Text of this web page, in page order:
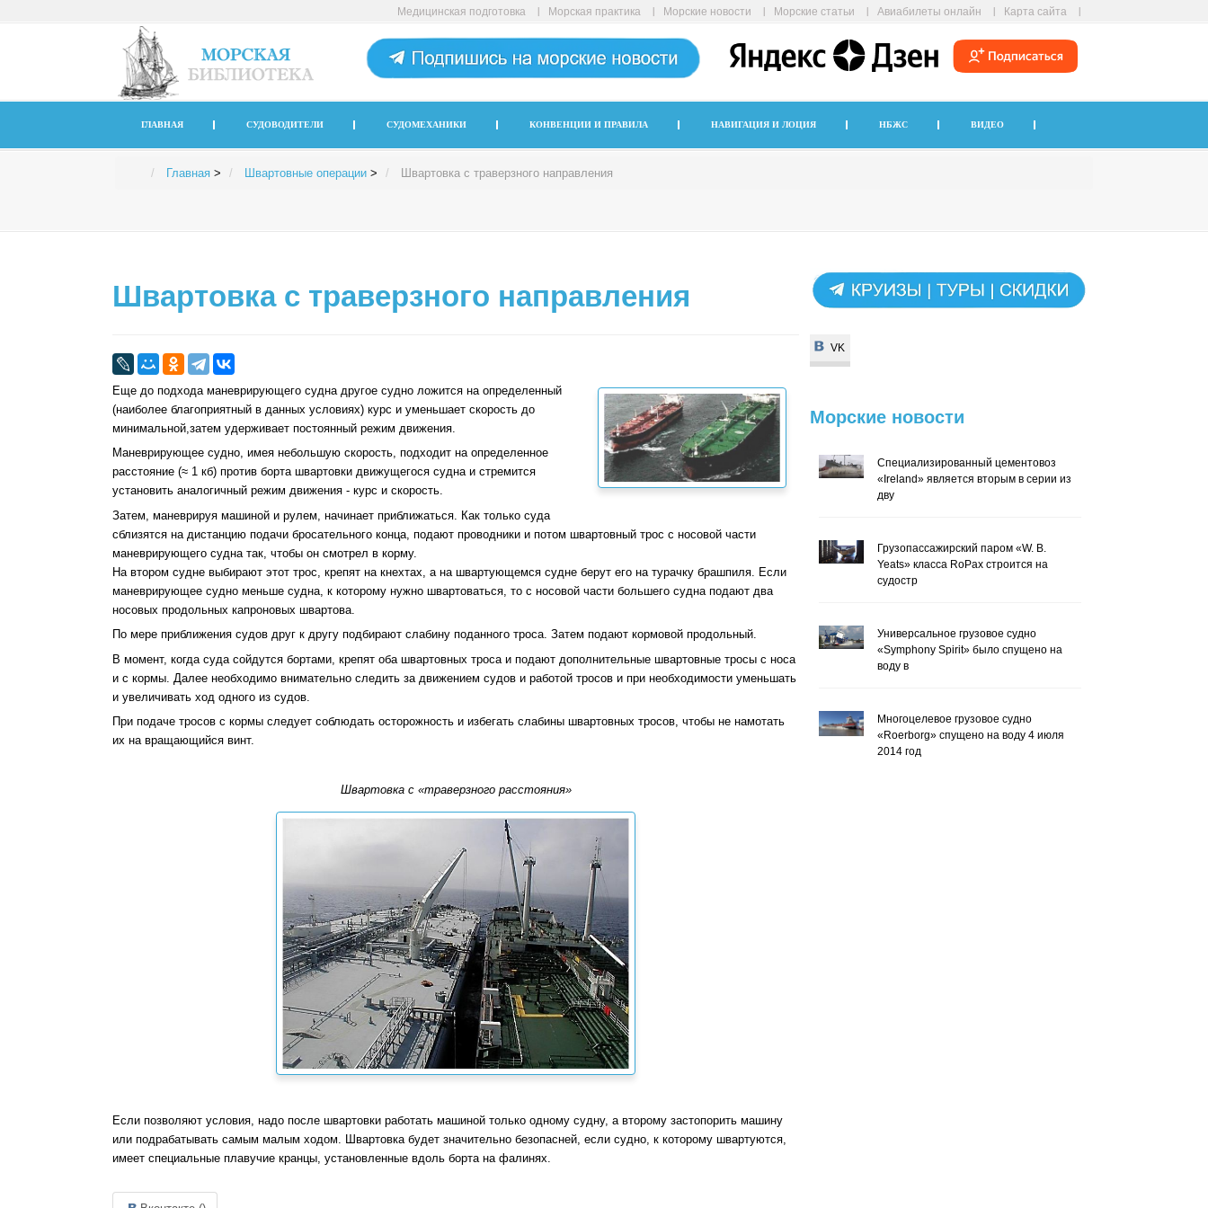
Медицинская подготовка Морская практика Морские новости Морские статьи Авиабилеты онлайн Карта сайта
ГЛАВНАЯ СУДОВОДИТЕЛИ СУДОМЕХАНИКИ КОНВЕНЦИИ И ПРАВИЛА НАВИГАЦИЯ И ЛОЦИЯ НБЖС ВИДЕО
Главная > Швартовные операции > Швартовка с траверзного направления
Швартовка с траверзного направления
Еще до подхода маневрирующего судна другое судно ложится на определенный
(наиболее благоприятный в данных условиях) курс и уменьшает скорость до
минимальной,затем удерживает постоянный режим движения.
Маневрирующее судно, имея небольшую скорость, подходит на определенное
расстояние (≈ 1 кб) против борта швартовки движущегося судна и стремится
установить аналогичный режим движения - курс и скорость.
Затем, маневрируя машиной и рулем, начинает приближаться. Как только суда
сблизятся на дистанцию подачи бросательного конца, подают проводники и потом швартовный трос с носовой части
маневрирующего судна так, чтобы он смотрел в корму.
На втором судне выбирают этот трос, крепят на кнехтах, а на швартующемся судне берут его на турачку брашпиля. Если
маневрирующее судно меньше судна, к которому нужно швартоваться, то с носовой части большего судна подают два
носовых продольных капроновых швартова.
По мере приближения судов друг к другу подбирают слабину поданного троса. Затем подают кормовой продольный.
В момент, когда суда сойдутся бортами, крепят оба швартовных троса и подают дополнительные швартовные тросы с носа
и с кормы. Далее необходимо внимательно следить за движением судов и работой тросов и при необходимости уменьшать
и увеличивать ход одного из судов.
При подаче тросов с кормы следует соблюдать осторожность и избегать слабины швартовных тросов, чтобы не намотать
их на вращающийся винт.
Швартовка с «траверзного расстояния»
Если позволяют условия, надо после швартовки работать машиной только одному судну, а второму застопорить машину
или подрабатывать самым малым ходом. Швартовка будет значительно безопасней, если судно, к которому швартуются,
имеет специальные плавучие кранцы, установленные вдоль борта на фалинях.
VK
VK
Морские новости
Специализированный цементовоз
«Ireland» является вторым в серии из
дву
Грузопассажирский паром «W. B.
Yeats» класса RoPax строится на
судостр
Универсальное грузовое судно
«Symphony Spirit» было спущено на
воду в
Многоцелевое грузовое судно
«Roerborg» спущено на воду 4 июля
2014 год